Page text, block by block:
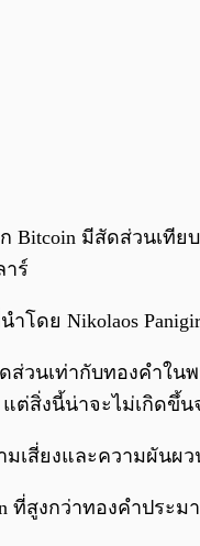
Bitcoin มีสัดส่วนเทีย
าร์
ำโดย Nikolaos
ส่วนเท่ากับทองคำใ
ต่สิ่งนี้น่าจะไม่เกิดขึ้
เสี่ยงและความผันผว
ที่สูงกว่าทองคำประ